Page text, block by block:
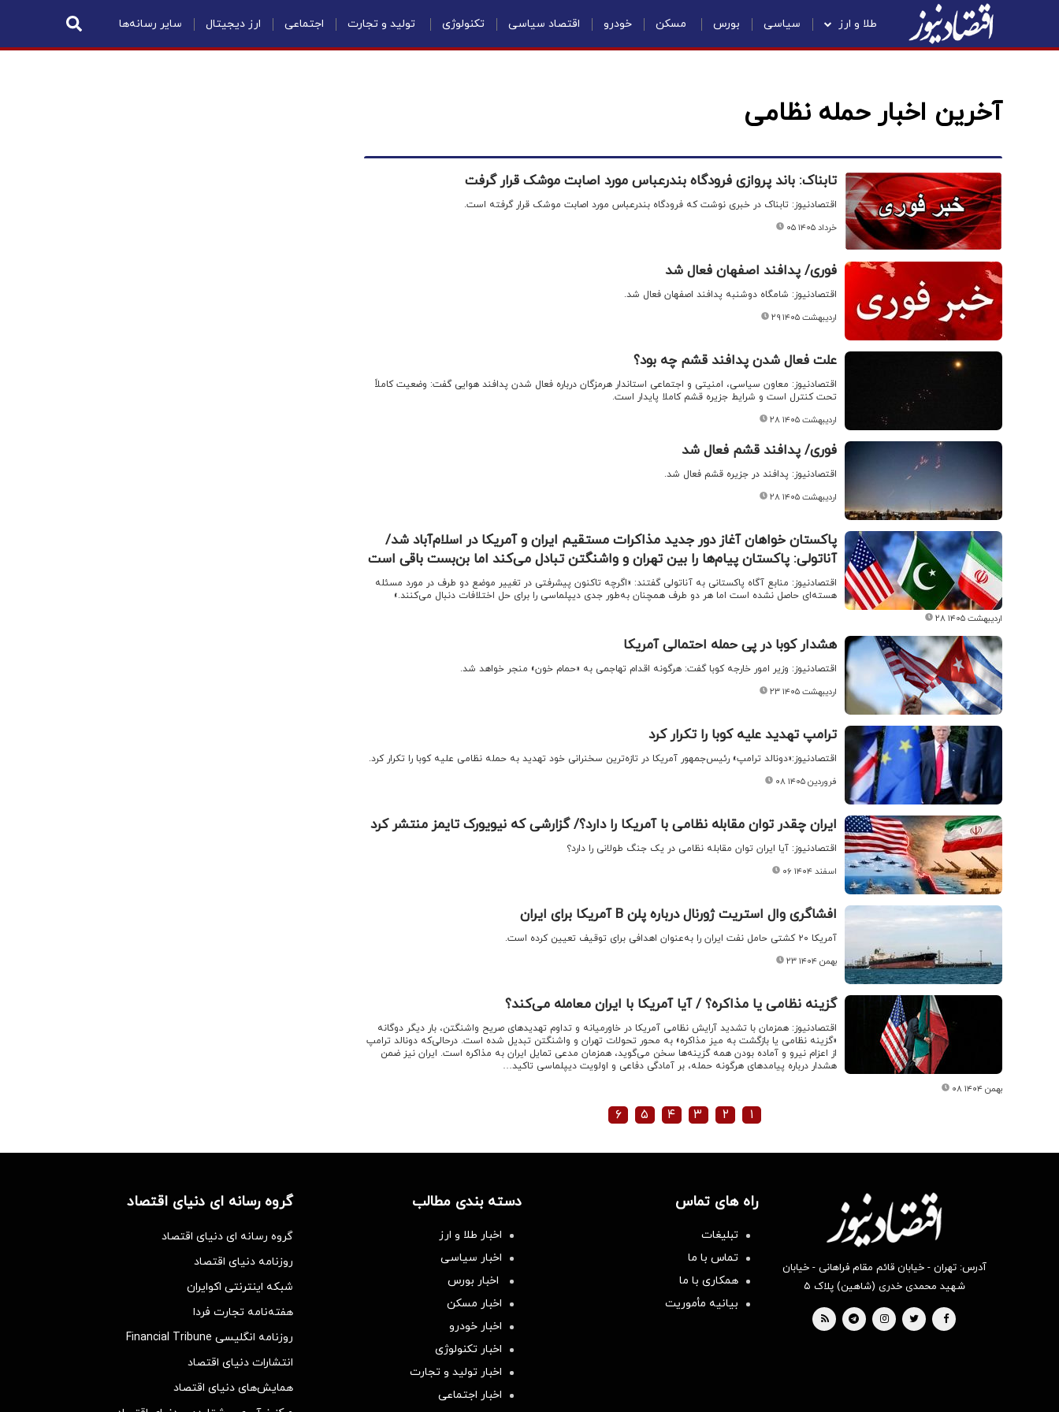
طلا و ارز سیاسی بورس مسکن خودرو اقتصاد سیاسی تکنولوژی تولید و تجارت اجتماعی ارز دیجیتال سایر رسانه‌ها
آخرین اخبار حمله نظامی
تابناک: باند پروازی فرودگاه بندرعباس مورد اصابت موشک قرار گرفت
اقتصادنیوز: تابناک در خبری نوشت که فرودگاه بندرعباس مورد اصابت موشک قرار گرفته است.
۰۵ خرداد ۱۴۰۵
فوری/ پدافند اصفهان فعال شد
اقتصادنیوز: شامگاه دوشنبه پدافند اصفهان فعال شد.
۲۹ اردیبهشت ۱۴۰۵
علت فعال شدن پدافند قشم چه بود؟
اقتصادنیوز: معاون سیاسی، امنیتی و اجتماعی استاندار هرمزگان درباره فعال شدن پدافند هوایی گفت: وضعیت کاملاً
تحت کنترل است و شرایط جزیره قشم کاملا پایدار است.
۲۸ اردیبهشت ۱۴۰۵
فوری/ پدافند قشم فعال شد
اقتصادنیوز: پدافند در جزیره قشم فعال شد.
۲۸ اردیبهشت ۱۴۰۵
پاکستان خواهان آغاز دور جدید مذاکرات مستقیم ایران و آمریکا در اسلام‌آباد شد/
آناتولی: پاکستان پیام‌ها را بین تهران و واشنگتن تبادل می‌کند اما بن‌بست باقی است
اقتصادنیوز: منابع آگاه پاکستانی به آناتولی گفتند: «اگرچه تاکنون پیشرفتی در تغییر موضع دو طرف در مورد مسئله
هسته‌ای حاصل نشده است اما هر دو طرف همچنان به‌طور جدی دیپلماسی را برای حل اختلافات دنبال می‌کنند.»
۲۸ اردیبهشت ۱۴۰۵
هشدار کوبا در پی حمله احتمالی آمریکا
اقتصادنیوز: وزیر امور خارجه کوبا گفت: هرگونه اقدام تهاجمی به «حمام خون» منجر خواهد شد.
۲۳ اردیبهشت ۱۴۰۵
ترامپ تهدید علیه کوبا را تکرار کرد
اقتصادنیوز:«دونالد ترامپ» رئیس‌جمهور آمریکا در تازه‌ترین سخنرانی خود تهدید به حمله نظامی علیه کوبا را تکرار کرد.
۰۸ فروردین ۱۴۰۵
ایران چقدر توان مقابله نظامی با آمریکا را دارد؟/ گزارشی که نیویورک تایمز منتشر کرد
اقتصادنیوز: آیا ایران توان مقابله نظامی در یک جنگ طولانی را دارد؟
۰۶ اسفند ۱۴۰۴
افشاگری وال استریت ژورنال درباره پلن ‌B آمریکا برای ایران
آمریکا ۲۰ کشتی حامل نفت ایران را به‌عنوان اهدافی برای توقیف تعیین کرده است.
۲۳ بهمن ۱۴۰۴
گزینه نظامی یا مذاکره؟ / آیا آمریکا با ایران معامله می‌کند؟
اقتصادنیوز: همزمان با تشدید آرایش نظامی آمریکا در خاورمیانه و تداوم تهدیدهای صریح واشنگتن، بار دیگر دوگانه
«گزینه نظامی یا بازگشت به میز مذاکره» به محور تحولات تهران و واشنگتن تبدیل شده است. درحالی‌که دونالد ترامپ
از اعزام نیرو و آماده بودن همه گزینه‌ها سخن می‌گوید، همزمان مدعی تمایل ایران به مذاکره است. ایران نیز ضمن
هشدار درباره پیامدهای هرگونه حمله، بر آمادگی دفاعی و اولویت دیپلماسی تاکید…
۰۸ بهمن ۱۴۰۴
۱ ۲ ۳ ۴ ۵ ۶
آدرس: تهران - خیابان قائم مقام فراهانی - خیابان
شهید محمدی خدری (شاهین) پلاک ۵
راه های تماس
تبلیغات
تماس با ما
همکاری با ما
بیانیه مأموریت
دسته بندی مطالب
اخبار طلا و ارز
اخبار سیاسی
اخبار بورس
اخبار مسکن
اخبار خودرو
اخبار تکنولوژی
اخبار تولید و تجارت
اخبار اجتماعی
گروه رسانه ای دنیای اقتصاد
گروه رسانه ای دنیای اقتصاد
روزنامه دنیای اقتصاد
شبکه اینترنتی اکوایران
هفته‌نامه تجارت فردا
روزنامه انگلیسی Financial Tribune
انتشارات دنیای اقتصاد
همایش‌های دنیای اقتصاد